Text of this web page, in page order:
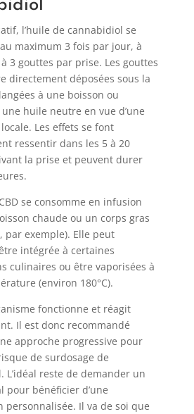
l’huile de cannabidiol se
maximum 3 fois par jour, à
3 gouttes par prise. Les gouttes
directement déposées sous la
à une boisson ou
une huile neutre en vue d’une
Les effets se font
ressentir dans les 5 à 20
la prise et peuvent durer
se consomme en infusion
chaude ou un corps gras
par exemple). Elle peut
intégrée à certaines
culinaires ou être vaporisées à
(environ 180°C).
fonctionne et réagit
Il est donc recommandé
approche progressive pour
de surdosage de
L’idéal reste de demander un
pour bénéficier d’une
personnalisée. Il va de soi que